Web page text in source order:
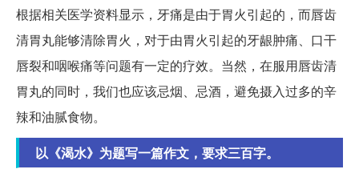
根据相关医学资料显示，牙痛是由于胃火引起的，而唇齿
清胃丸能够清除胃火，对于由胃火引起的牙龈肿痛、口干
唇裂和咽喉痛等问题有一定的疗效。当然，在服用唇齿清
胃丸的同时，我们也应该忌烟、忌酒，避免摄入过多的辛
辣和油腻食物。
以《渴水》为题写一篇作文，要求三百字。